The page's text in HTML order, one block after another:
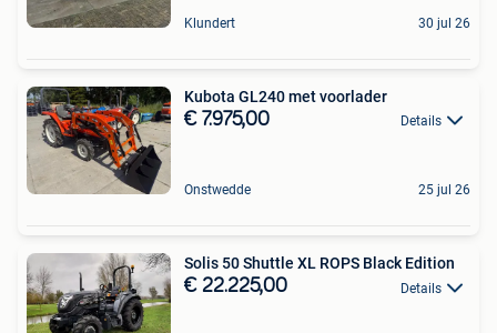
Klundert 30 jul 26
Kubota GL240 met voorlader
€ 7.975,00 Details
Onstwedde 25 jul 26
Solis 50 Shuttle XL ROPS Black Edition
€ 22.225,00 Details